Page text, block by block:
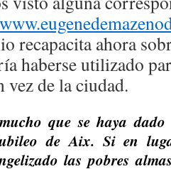
recapacita ahora
haberse utilizado
vez de la ciudad.
que se haya
de Aix. Si en
las pobres